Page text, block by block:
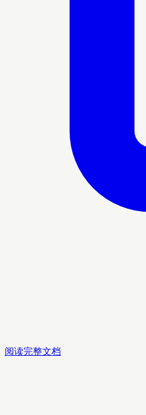
阅读完整文档